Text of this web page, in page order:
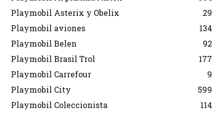
Playmobil Asterix y Obelix
29
Playmobil aviones
134
Playmobil Belen
92
Playmobil Brasil Trol
177
Playmobil Carrefour
9
Playmobil City
599
Playmobil Coleccionista
114